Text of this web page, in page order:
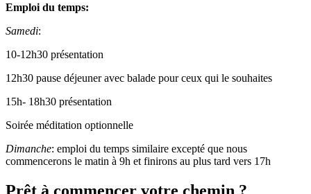
Emploi du temps:
Samedi:
10-12h30 présentation
12h30 pause déjeuner avec balade pour ceux qui le souhaites
15h- 18h30 présentation
Soirée méditation optionnelle
Dimanche: emploi du temps similaire excepté que nous
commencerons le matin à 9h et finirons au plus tard vers 17h
Prêt à commencer votre chemin ?